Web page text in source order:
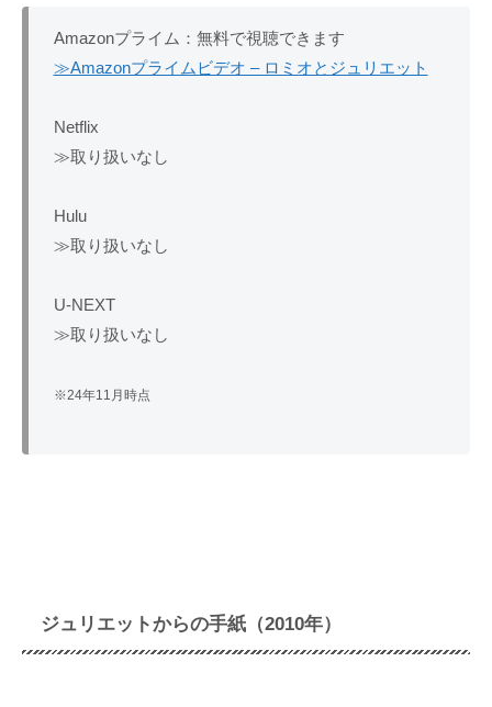
Amazonプライム：無料で視聴できます
≫Amazonプライムビデオ – ロミオとジュリエット
Netflix
≫取り扱いなし
Hulu
≫取り扱いなし
U-NEXT
≫取り扱いなし
※24年11月時点
ジュリエットからの手紙（2010年）